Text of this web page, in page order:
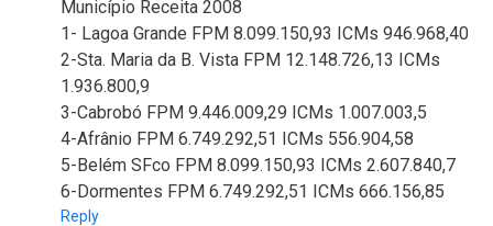
Município Receita 2008
1- Lagoa Grande FPM 8.099.150,93 ICMs 946.968,40
2-Sta. Maria da B. Vista FPM 12.148.726,13 ICMs
1.936.800,9
3-Cabrobó FPM 9.446.009,29 ICMs 1.007.003,5
4-Afrânio FPM 6.749.292,51 ICMs 556.904,58
5-Belém SFco FPM 8.099.150,93 ICMs 2.607.840,7
6-Dormentes FPM 6.749.292,51 ICMs 666.156,85
Reply